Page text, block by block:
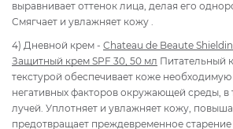
выравнивает оттенок лица, делая его
Смягчает и увлажняет кожу .
4) Дневной крем - Chateau de Beaute
Защитный крем SPF 30, 50 мл Питательный
текстурой обеспечивает коже
негативных факторов окружающей среды, в
лучей. Уплотняет и увлажняет кожу,
предотвращает преждевременное старение